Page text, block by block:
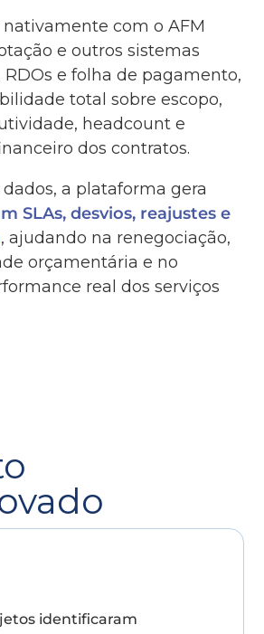
com o AFM
e outros sistemas
RDOs e folha de pagamento,
total sobre escopo,
headcount e
dos contratos.
a plataforma gera
SLAs, desvios, reajustes e
, ajudando na renegociação,
orçamentária e no
real dos serviços
identificaram